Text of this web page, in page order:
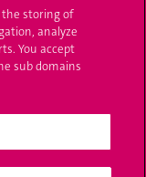
the storing of
analyze
You accept
sub domains